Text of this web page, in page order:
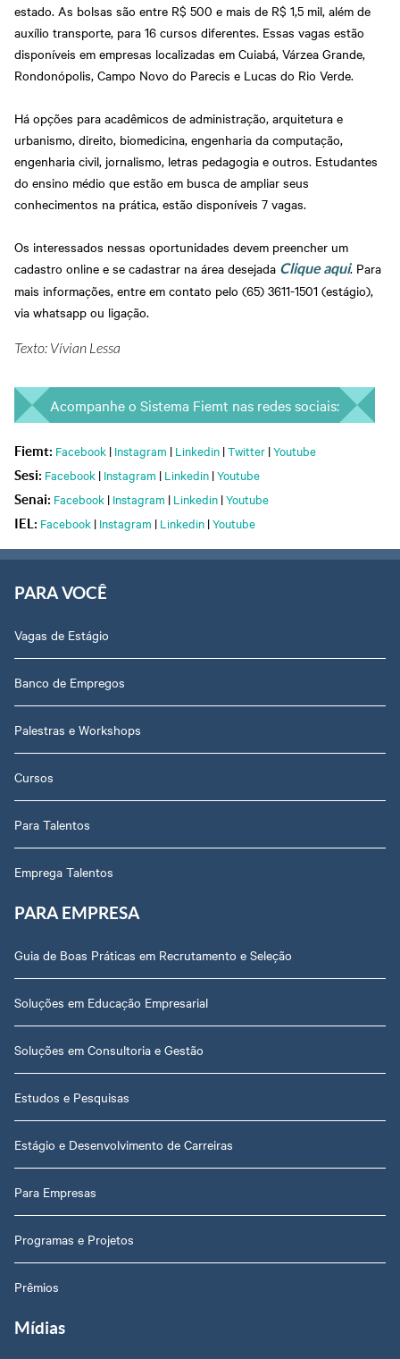
estado. As bolsas são entre R$ 500 e mais de R$ 1,5 mil, além de
auxílio transporte, para 16 cursos diferentes. Essas vagas estão
disponíveis em empresas localizadas em Cuiabá, Várzea Grande,
Rondonópolis, Campo Novo do Parecis e Lucas do Rio Verde.
Há opções para acadêmicos de administração, arquitetura e
urbanismo, direito, biomedicina, engenharia da computação,
engenharia civil, jornalismo, letras pedagogia e outros. Estudantes
do ensino médio que estão em busca de ampliar seus
conhecimentos na prática, estão disponíveis 7 vagas.
Os interessados nessas oportunidades devem preencher um
cadastro online e se cadastrar na área desejada Clique aqui. Para
mais informações, entre em contato pelo (65) 3611-1501 (estágio),
via whatsapp ou ligação.
Texto: Vívian Lessa
Acompanhe o Sistema Fiemt nas redes sociais:
Fiemt: Facebook | Instagram | Linkedin |Twitter |Youtube
Sesi: Facebook | Instagram | Linkedin |Youtube
Senai: Facebook | Instagram | Linkedin |Youtube
IEL: Facebook | Instagram | Linkedin |Youtube
PARA VOCÊ
Vagas de Estágio
Banco de Empregos
Palestras e Workshops
Cursos
Para Talentos
Emprega Talentos
PARA EMPRESA
Guia de Boas Práticas em Recrutamento e Seleção
Soluções em Educação Empresarial
Soluções em Consultoria e Gestão
Estudos e Pesquisas
Estágio e Desenvolvimento de Carreiras
Para Empresas
Programas e Projetos
Prêmios
Mídias